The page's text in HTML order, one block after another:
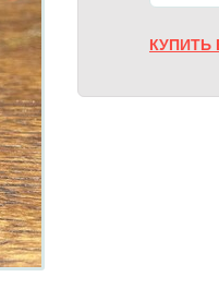
КУПИТЬ